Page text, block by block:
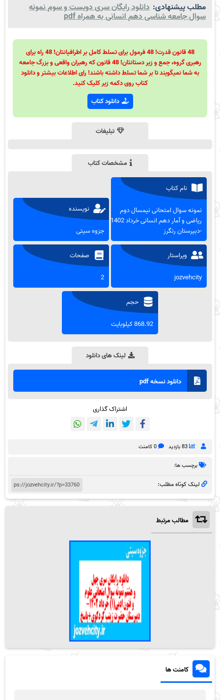
مطلب پیشنهادی: دانلود رایگان سری دویست و سوم نمونه
سوال جامعه شناسی دهم انسانی به همراه pdf
48 قانون قدرت! 48 فرمول برای تسلط کامل بر اطرافیانتان! 48 راه برای
رهبری گروه، جمع و زیر دستانتان! 48 قانون که رهبران واقعی و بزرگ جامعه
به شما نمیگویند تا بر شما تسلط داشته باشند! رای اطلاعات بیشتر و دانلود
کتاب روی دکمه زیر کلیک کنید.
دانلود کتاب
تبلیغات
مشخصات کتاب
نام کتاب
نمونه سوال امتحانی نیمسال دوم
ریاضی و آمار دهم انسانی خرداد 1402
-دبیرستان رنگرز
نویسنده
جزوه سیتی
ویراستار
jozvehcity
صفحات
2
حجم
868.92 کیلوبایت
لینک های دانلود
دانلود نسخه pdf
اشتراک گذاری
83 بازدید 0 کامنت
برچسب ها:
لینک کوتاه مطلب:
مطالب مرتبط
کامنت ها